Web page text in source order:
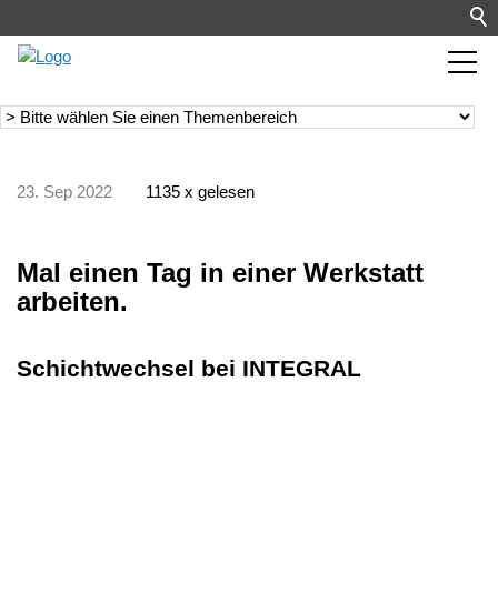
23. Sep 2022 1135 x gelesen
Mal einen Tag in einer Werkstatt
arbeiten.
Schichtwechsel bei INTEGRAL